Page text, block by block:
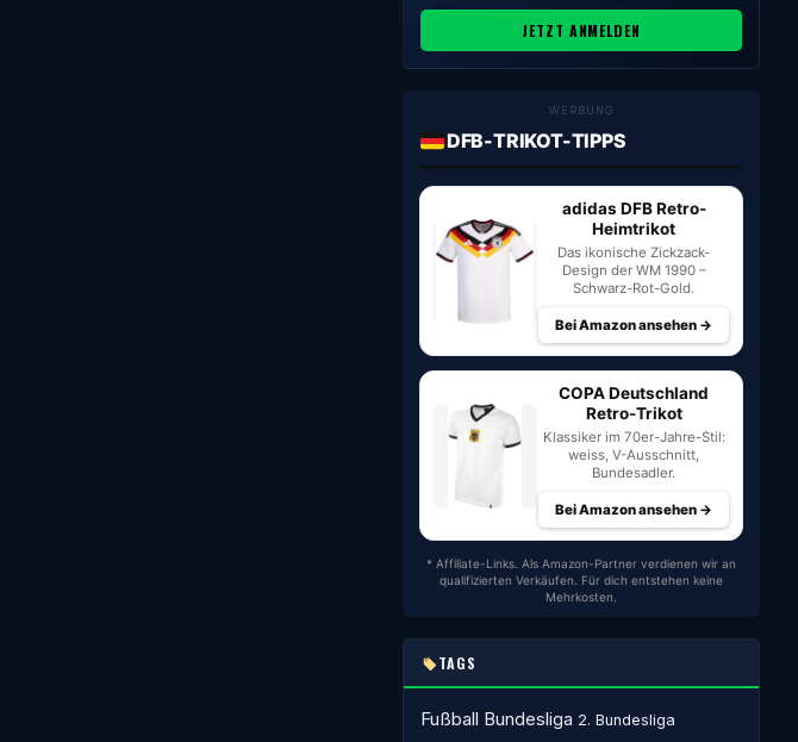
JETZT ANMELDEN
WERBUNG
DFB-TRIKOT-TIPPS
adidas DFB Retro-
Heimtrikot
Das ikonische Zickzack-
Design der WM 1990 –
Schwarz-Rot-Gold.
Bei Amazon ansehen →
COPA Deutschland
Retro-Trikot
Klassiker im 70er-Jahre-Stil:
weiss, V-Ausschnitt,
Bundesadler.
Bei Amazon ansehen →
* Affiliate-Links. Als Amazon-Partner verdienen wir an
qualifizierten Verkäufen. Für dich entstehen keine
Mehrkosten.
TAGS
Fußball Bundesliga 2. Bundesliga